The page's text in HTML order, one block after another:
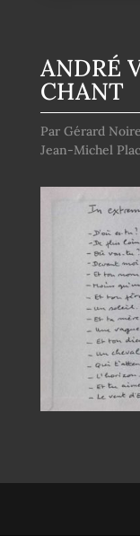
ANDRÉ
CHANT
Par Gérard
Jean-Michel